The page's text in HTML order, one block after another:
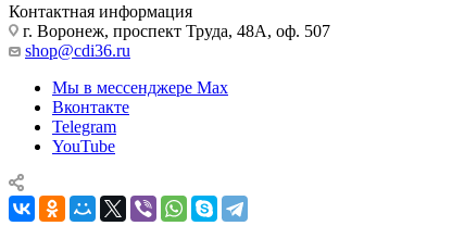
Контактная информация
г. Воронеж, проспект Труда, 48А, оф. 507
shop@cdi36.ru
Мы в мессенджере Max
Вконтакте
Telegram
YouTube